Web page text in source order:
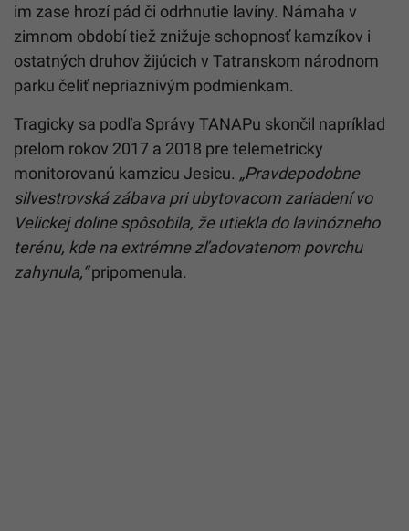
im zase hrozí pád či odrhnutie lavíny. Námaha v
zimnom období tiež znižuje schopnosť kamzíkov i
ostatných druhov žijúcich v Tatranskom národnom
parku čeliť nepriaznivým podmienkam.
Tragicky sa podľa Správy TANAPu skončil napríklad
prelom rokov 2017 a 2018 pre telemetricky
monitorovanú kamzicu Jesicu. „Pravdepodobne
silvestrovská zábava pri ubytovacom zariadení vo
Velickej doline spôsobila, že utiekla do lavinózneho
terénu, kde na extrémne zľadovatenom povrchu
zahynula,“pripomenula.